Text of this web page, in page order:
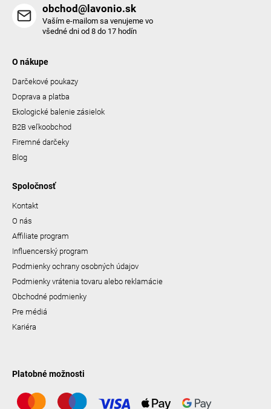
obchod@lavonio.sk
Vaším e-mailom sa venujeme vo
všedné dni od 8 do 17 hodín
O nákupe
Darčekové poukazy
Doprava a platba
Ekologické balenie zásielok
B2B veľkoobchod
Firemné darčeky
Blog
Spoločnosť
Kontakt
O nás
Affiliate program
Influencerský program
Podmienky ochrany osobných údajov
Podmienky vrátenia tovaru alebo reklamácie
Obchodné podmienky
Pre médiá
Kariéra
Platobné možnosti